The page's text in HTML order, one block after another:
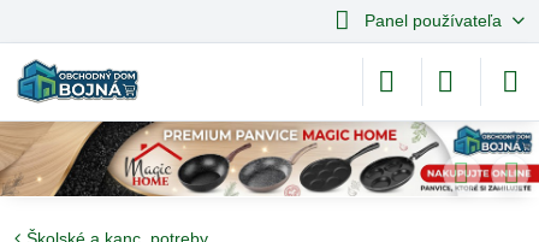
Panel používateľa